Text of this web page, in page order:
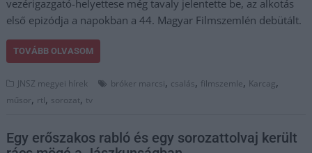
vezérigazgató-helyettese még tavaly jelentette be, az alkotás
első epizódja a napokban a 44. Magyar Filmszemlén debütált.
TOVÁBB OLVASOM
JNSZ megyei hírek bróker marcsi, csalás, filmszemle, Karcag,
műsor, rtl, sorozat, tv
Egy erőszakos rabló és egy sorozattolvaj került